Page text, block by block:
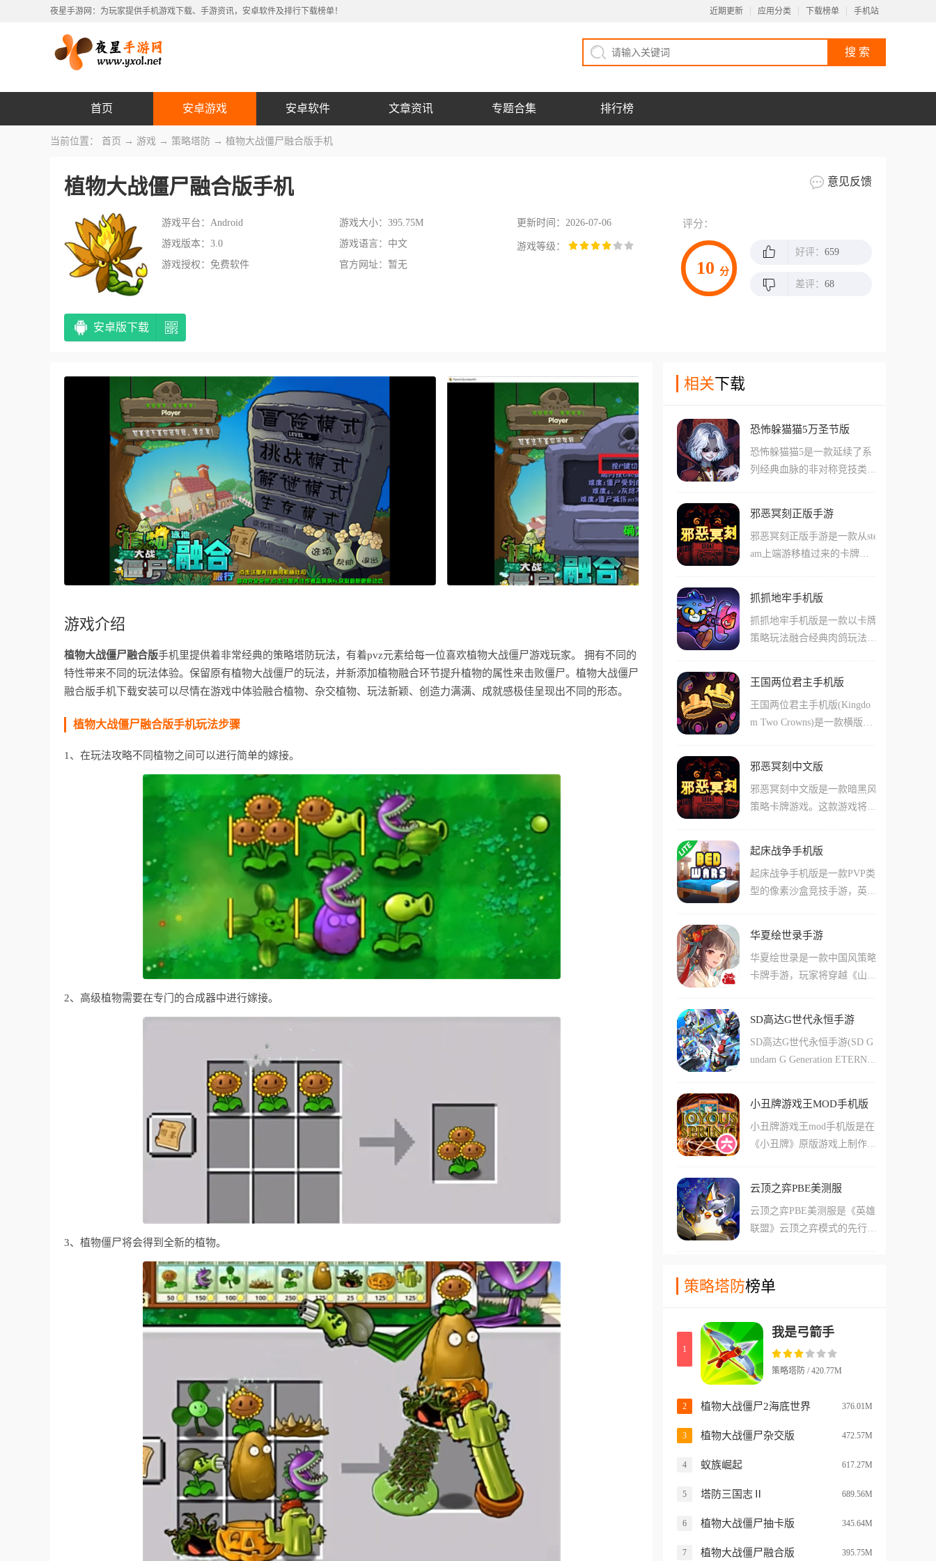
夜星手游网：为玩家提供手机游戏下载、手游资讯，安卓软件及排行下载榜单！ 近期更新 应用分类 下载榜单 手机站
首页 安卓游戏 安卓软件 文章资讯 专题合集 排行榜
当前位置： 首页 → 游戏 → 策略塔防 → 植物大战僵尸融合版手机
植物大战僵尸融合版手机 意见反馈
游戏平台：Android 游戏大小：395.75M
更新时间：2026-07-06
游戏版本：3.0
游戏语言：中文
游戏等级：
游戏授权：免费软件
官方网址：暂无
评分：
10 分
好评： 659
差评： 68
安卓版下载
游戏介绍
植物大战僵尸融合版手机里提供着非常经典的策略塔防玩法，有着pvz元素给每一位喜欢植物大战僵尸游戏玩家。 拥有不同的
特性带来不同的玩法体验。保留原有植物大战僵尸的玩法，并新添加植物融合环节提升植物的属性来击败僵尸。植物大战僵尸
融合版手机下载安装可以尽情在游戏中体验融合植物、杂交植物、玩法新颖、创造力满满、成就感极佳呈现出不同的形态。
植物大战僵尸融合版手机玩法步骤
1、在玩法攻略不同植物之间可以进行简单的嫁接。
2、高级植物需要在专门的合成器中进行嫁接。
3、植物僵尸将会得到全新的植物。
相关下载
恐怖躲猫猫5万圣节版
恐怖躲猫猫5是一款延续了系
列经典血脉的非对称竞技类多
可以选择化身拥有超自然力量
的狩猎者在限定时间内清场，
也可以作为逃脱者与队友在充
碎片，镶嵌大门逃出生天。
邪恶冥刻正版手游
邪恶冥刻正版手游是一款从ste
am上端游移植过来的卡牌对
的卡牌和卡组，简单的体验到
包括肉鸽密室等一系列复杂的
玩法和内容。在这款游戏中虽
可怕的氛围，但是在主体的卡
的，不但卡组的配置非常丰富
多样，还能帮助用户们感受到
抓抓地牢手机版
抓抓地牢手机版是一款以卡牌
策略玩法融合经典肉鸽玩法而
所有的攻击都是需要靠抓娃娃
进行的，抓到小剑之类的攻击
性道具则是攻击，其余的就是
地取得游戏胜利，则是需要一
之外，游戏还有着丰富角色和
卡牌提供，在这里有着数十位
色可以帮助玩家更好地获得游
在地牢中探险与敌对势力交
锋，并寻觅传说中的神器以恢
复失去的神力。
王国两位君主手机版
王国两位君主手机版(Kingdo
m Two Crowns)是一款横版像
扮演君主，招募追随者，建造
防御工事，抵御贪婪生物的袭
击。游戏采用独特的昼夜循环
集金币和资源，招募NPC，寻
成，可以用金币建造和升级建
筑、城墙、防御塔等防御工
设，不断壮大自己的王国，最
邪恶冥刻中文版
邪恶冥刻中文版是一款暗黑风
策略卡牌游戏。这款游戏将卡
了扑朔迷离的游戏世界。在这
款游戏当中，我们玩家将通过
不同方式来获得一副森林生物
间内寻找打败神秘人的道具和
莱斯希小屋内的秘密，非常具
有挑战性。
起床战争手机版
起床战争手机版是一款PVP类
型的像素沙盒竞技手游，英文
界的基础上创建了全新的玩
法，16名玩家将被分为四个四
人小组，每个小组出生在不同
地和床。只要床存在，玩家就
挖掘岛屿资源与商人交易购买
道具和武器，修建桥梁通往其
床。游戏增加了7种不同的药
华夏绘世录手游
华夏绘世录是一款中国风策略
卡牌手游，玩家将穿越《山河
华夏文明。游戏以模拟、收
集、养成为核心玩法，玩家将
招募李白、武则天、徐霞客等
鸣、开辟丝绸之路等历史事
体验「会呼吸的历史」。游戏
邀请了顶级配音阵容，人物形
玩家打造了一个有温度会呼吸
SD高达G世代永恒手游
SD高达G世代永恒手游(SD G
undam G Generation ETERNA
世代系列的最新作，延续了系
列核心玩法的同时带来了前所
未有的内容体量。游戏收录了
款机动战士与角色，从初代
《水星的魔女》，全系列机体
与驾驶员自由组合。玩家可以
方式，在主线剧情中重现经典
纪战争。
小丑牌游戏王MOD手机版
小丑牌游戏王mod手机版是在
《小丑牌》原版游戏上制作的
的牌型来赚筹码，但这里的小
丑牌全变成了你熟悉的游戏王
里面的卡牌，你要做的不仅是
地魔法来击败盲注。
云顶之弈PBE美测服
云顶之弈PBE美测服是《英雄
联盟》云顶之弈模式的先行测
法，更是全球玩家抢先探索新
技，通过招募英雄、激活羁
绊、合成神装，在随机的选秀
与对战中登顶云顶之弈。
策略塔防榜单
1
我是弓箭手
策略塔防 / 420.77M
2 植物大战僵尸2海底世界 376.01M
3 植物大战僵尸杂交版 472.57M
4 蚁族崛起 617.27M
5 塔防三国志Ⅱ 689.56M
6 植物大战僵尸抽卡版 345.64M
7 植物大战僵尸融合版 395.75M